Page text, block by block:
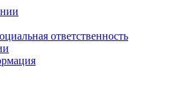
ответственность